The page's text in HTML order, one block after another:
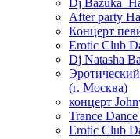
Dj
After party
Концерт
Erotic Club
Dj Natasha
(г. Москва)
концерт
Trance
Erotic Club